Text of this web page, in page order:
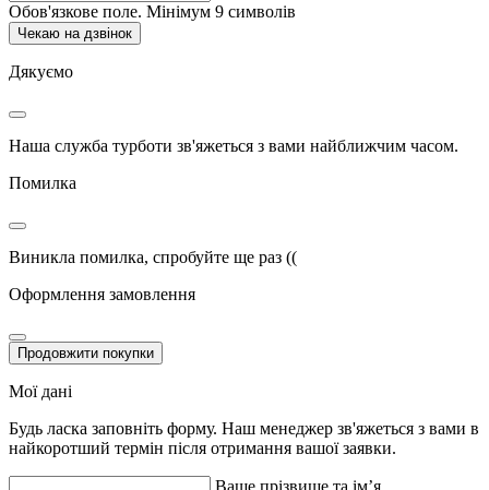
Обов'язкове поле. Мінімум 9 символів
Чекаю на дзвінок
Дякуємо
Наша служба турботи зв'яжеться з вами найближчим часом.
Помилка
Виникла помилка, спробуйте ще раз ((
Оформлення замовлення
Продовжити покупки
Мої дані
Будь ласка заповніть форму. Наш менеджер зв'яжеться з вами в
найкоротший термін після отримання вашої заявки.
Ваше прізвище та ім’я